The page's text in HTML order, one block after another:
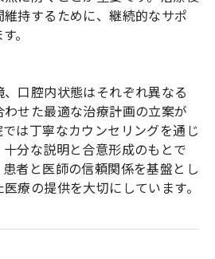
持するために、継続的なサポ
。
口腔内状態はそれぞれ異なる
せた最適な治療計画の立案が
は丁寧なカウンセリングを通じ
分な説明と合意形成のもとで
者と医師の信頼関係を基盤とし
療の提供を大切にしています。